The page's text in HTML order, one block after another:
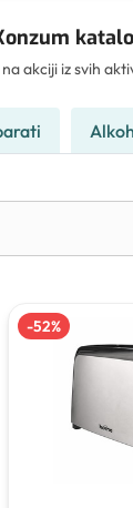
akciji iz svih
-52%